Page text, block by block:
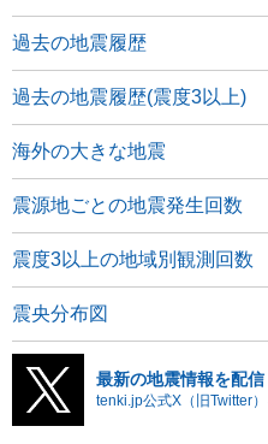
過去の地震履歴
過去の地震履歴(震度3以上)
海外の大きな地震
震源地ごとの地震発生回数
震度3以上の地域別観測回数
震央分布図
最新の地震情報を配信
tenki.jp公式X（旧Twitter）